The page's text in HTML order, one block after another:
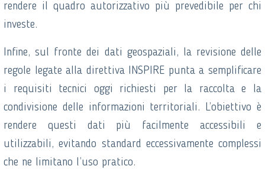
rendere il quadro autorizzativo più prevedibile per chi
investe.
Infine, sul fronte dei dati geospaziali, la revisione delle
regole legate alla direttiva INSPIRE punta a semplificare
i requisiti tecnici oggi richiesti per la raccolta e la
condivisione delle informazioni territoriali. L’obiettivo è
rendere questi dati più facilmente accessibili e
utilizzabili, evitando standard eccessivamente complessi
che ne limitano l’uso pratico.